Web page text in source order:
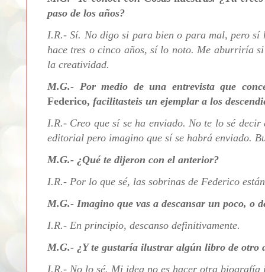
paso de los años?
I.R.- Sí. No digo si para bien o para mal, pero sí
hace tres o cinco años, sí lo noto. Me aburriría
la creatividad.
M.G.- Por medio de una entrevista que
Federico, facilitasteis un ejemplar a los
I.R.- Creo que sí se ha enviado. No te lo sé
editorial pero imagino que sí se habrá enviado.
M.G.- ¿Qué te dijeron con el anterior?
I.R.- Por lo que sé, las sobrinas de Federico
M.G.- Imagino que vas a descansar un poco, o
I.R.- En principio, descanso definitivamente.
M.G.- ¿Y te gustaría ilustrar algún libro de otro
I.R.- No lo sé. Mi idea no es hacer otra